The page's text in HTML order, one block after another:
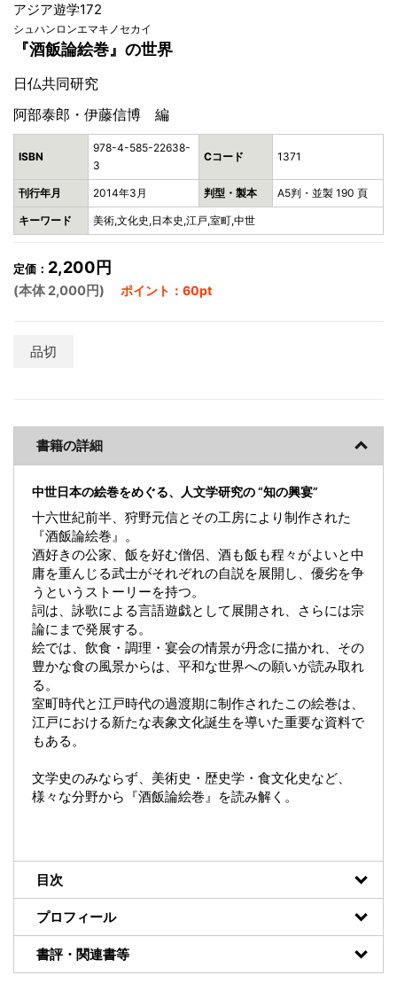
アジア遊学172
シュハンロンエマキノセカイ
『酒飯論絵巻』の世界
日仏共同研究
阿部泰郎・伊藤信博 編
ISBN
978-4-585-22638-
3
Cコード 1371
刊行年月 2014年3月 判型・製本 A5判・並製 190 頁
キーワード 美術,文化史,日本史,江戸,室町,中世
定価： 2,200円
(本体 2,000円) ポイント：60pt
品切
書籍の詳細
中世日本の絵巻をめぐる、人文学研究の “知の興宴”
十六世紀前半、狩野元信とその工房により制作された
『酒飯論絵巻』。
酒好きの公家、飯を好む僧侶、酒も飯も程々がよいと中
庸を重んじる武士がそれぞれの自説を展開し、優劣を争
うというストーリーを持つ。
詞は、詠歌による言語遊戯として展開され、さらには宗
論にまで発展する。
絵では、飲食・調理・宴会の情景が丹念に描かれ、その
豊かな食の風景からは、平和な世界への願いが読み取れ
る。
室町時代と江戸時代の過渡期に制作されたこの絵巻は、
江戸における新たな表象文化誕生を導いた重要な資料で
もある。
文学史のみならず、美術史・歴史学・食文化史など、
様々な分野から『酒飯論絵巻』を読み解く。
目次
プロフィール
書評・関連書等